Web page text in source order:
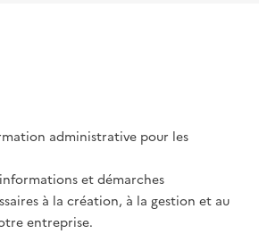
administrative pour les
et démarches
entreprise.